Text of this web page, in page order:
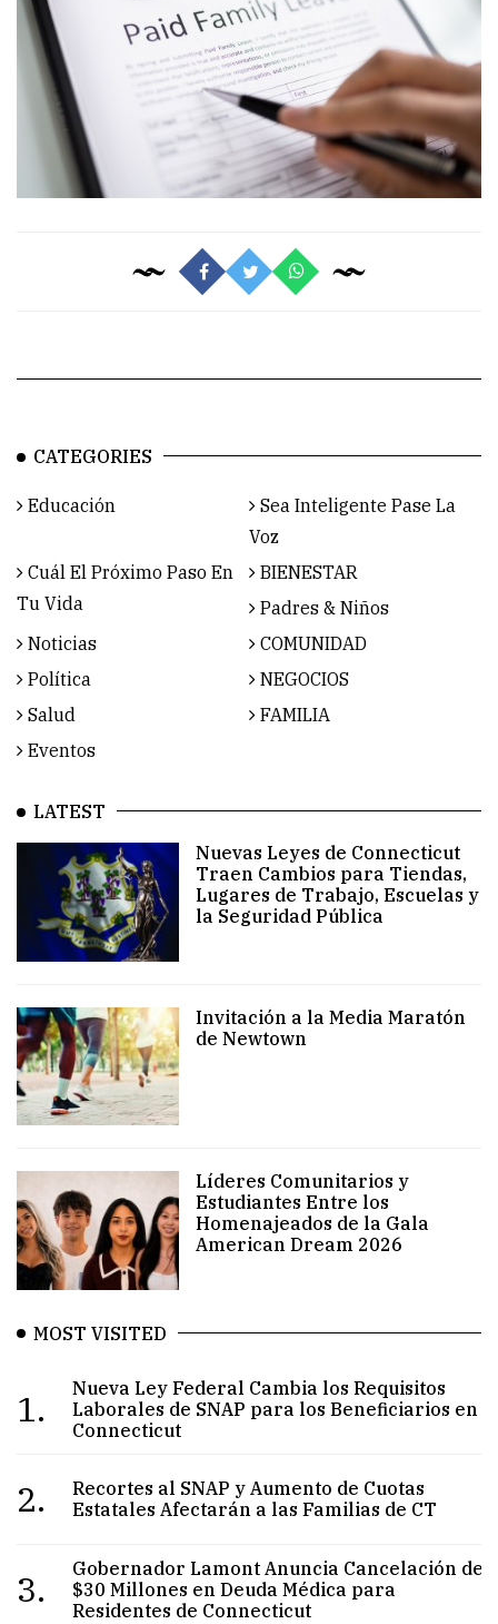
CATEGORIES
Educación
Sea Inteligente Pase La
Voz
Cuál El Próximo Paso En
Tu Vida
BIENESTAR
Padres & Niños
Noticias
COMUNIDAD
Política
NEGOCIOS
Salud
FAMILIA
Eventos
LATEST
Nuevas Leyes de Connecticut
Traen Cambios para Tiendas,
Lugares de Trabajo, Escuelas y
la Seguridad Pública
Invitación a la Media Maratón
de Newtown
Líderes Comunitarios y
Estudiantes Entre los
Homenajeados de la Gala
American Dream 2026
MOST VISITED
1.
Nueva Ley Federal Cambia los Requisitos
Laborales de SNAP para los Beneficiarios en
Connecticut
2.
Recortes al SNAP y Aumento de Cuotas
Estatales Afectarán a las Familias de CT
3.
Gobernador Lamont Anuncia Cancelación de
$30 Millones en Deuda Médica para
Residentes de Connecticut